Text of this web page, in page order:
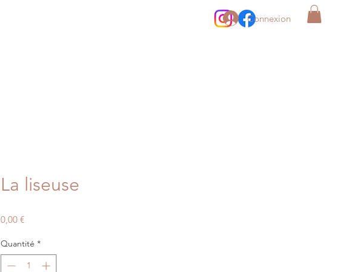
Connexion
La liseuse
0,00 €Prix
Quantité *